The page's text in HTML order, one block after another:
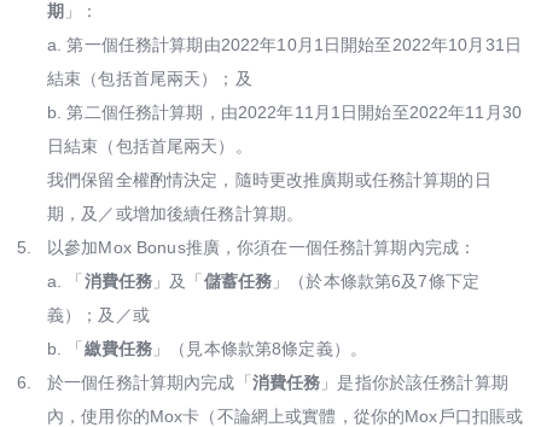
Mox特色一覽
期 」：
a. 第一個任務計算期由2022年10月1日開始至2022年10月31日
結束（包括首尾兩天）；及
b. 第二個任務計算期，由2022年11月1日開始至2022年11月30
日結束（包括首尾兩天）。
我們保留全權酌情決定，隨時更改推廣期或任務計算期的日
期，及／或增加後續任務計算期。
5.
以參加Mox Bonus推廣，你須在一個任務計算期內完成：
a. 「 消費任務 」及「 儲蓄任務 」（於本條款第6及7條下定
義）；及／或
b. 「 繳費任務 」（見本條款第8條定義）。
6.
於一個任務計算期內完成「 消費任務 」是指你於該任務計算期
內，使用你的Mox卡（不論網上或實體，從你的Mox戶口扣賬或